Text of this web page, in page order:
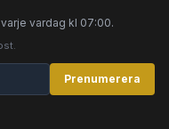
vardag kl 07:00.
Prenumerera